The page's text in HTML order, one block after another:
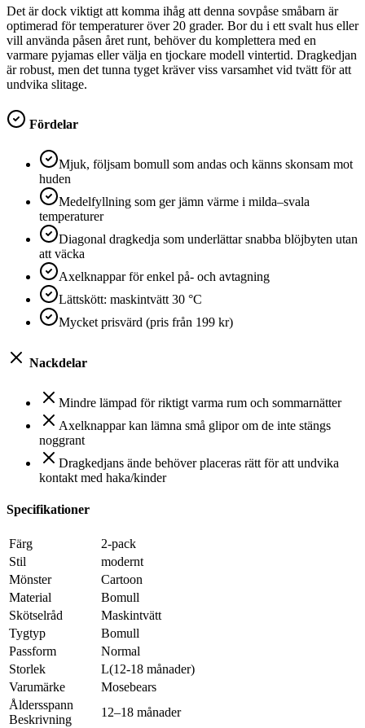
Det är dock viktigt att komma ihåg att denna sovpåse småbarn är
optimerad för temperaturer över 20 grader. Bor du i ett svalt hus eller
vill använda påsen året runt, behöver du komplettera med en
varmare pyjamas eller välja en tjockare modell vintertid. Dragkedjan
är robust, men det tunna tyget kräver viss varsamhet vid tvätt för att
undvika slitage.
Fördelar
Mjuk, följsam bomull som andas och känns skonsam mot
huden
Medelfyllning som ger jämn värme i milda–svala
temperaturer
Diagonal dragkedja som underlättar snabba blöjbyten utan
att väcka
Axelknappar för enkel på- och avtagning
Lättskött: maskintvätt 30 °C
Mycket prisvärd (pris från 199 kr)
Nackdelar
Mindre lämpad för riktigt varma rum och sommarnätter
Axelknappar kan lämna små glipor om de inte stängs
noggrant
Dragkedjans ände behöver placeras rätt för att undvika
kontakt med haka/kinder
Specifikationer
Färg
2-pack
Stil
modernt
Mönster
Cartoon
Material
Bomull
Skötselråd
Maskintvätt
Tygtyp
Bomull
Passform
Normal
Storlek
L(12-18 månader)
Varumärke
Mosebears
Åldersspann
Beskrivning
12–18 månader